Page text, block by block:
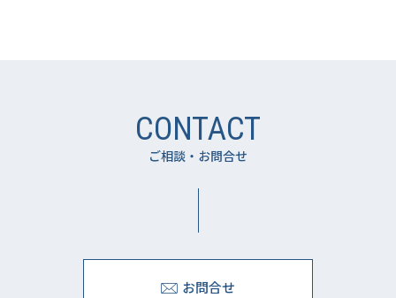
CONTACT
ご相談・お問合せ
お問合せ